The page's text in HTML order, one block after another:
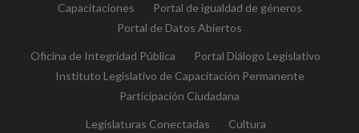
Capacitaciones
Portal de igualdad de géneros
Portal de Datos Abiertos
Oficina de Integridad Pública
Portal Diálogo Legislativo
Instituto Legislativo de Capacitación Permanente
Participación Ciudadana
Legislaturas Conectadas Cultura